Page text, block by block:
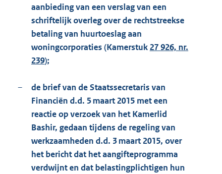
aanbieding van een verslag van een
schriftelijk overleg over de rechtstreekse
betaling van huurtoeslag aan
woningcorporaties (Kamerstuk 27 926, nr.
239);
–
de brief van de Staatssecretaris van
Financiën d.d. 5 maart 2015 met een
reactie op verzoek van het Kamerlid
Bashir, gedaan tijdens de regeling van
werkzaamheden d.d. 3 maart 2015, over
het bericht dat het aangifteprogramma
verdwijnt en dat belastingplichtigen hun